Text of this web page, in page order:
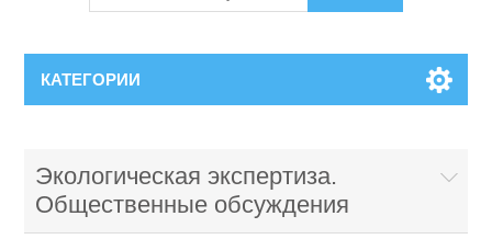
КАТЕГОРИИ
Экологическая экспертиза.
Общественные обсуждения